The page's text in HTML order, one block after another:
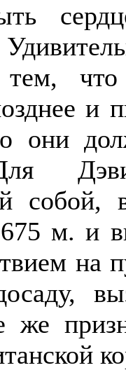
что
и
они
м. и
на
же